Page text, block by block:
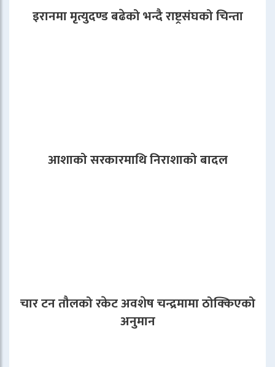
इरानमा मृत्युदण्ड बढेको भन्दै राष्ट्रसंघको चिन्ता
आशाको सरकारमाथि निराशाको बादल
चार टन तौलको रकेट अवशेष चन्द्रमामा ठोक्किएको
अनुमान